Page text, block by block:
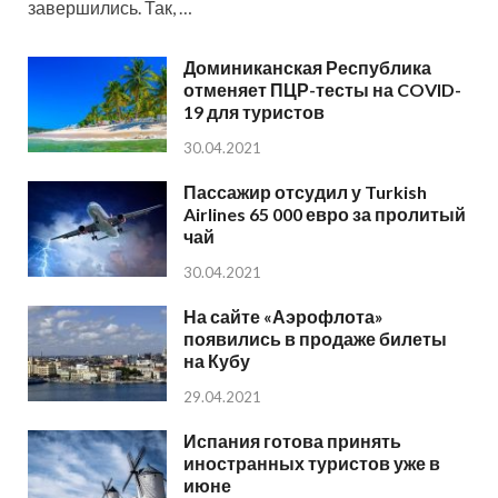
завершились. Так, …
Доминиканская Республика
отменяет ПЦР-тесты на COVID-
19 для туристов
30.04.2021
Пассажир отсудил у Turkish
Airlines 65 000 евро за пролитый
чай
30.04.2021
На сайте «Аэрофлота»
появились в продаже билеты
на Кубу
29.04.2021
Испания готова принять
иностранных туристов уже в
июне